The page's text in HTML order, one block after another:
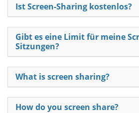
Ist Screen-Sharing kostenlos?
Gibt es eine Limit für meine
Sitzungen?
What is screen sharing?
How do you screen share?